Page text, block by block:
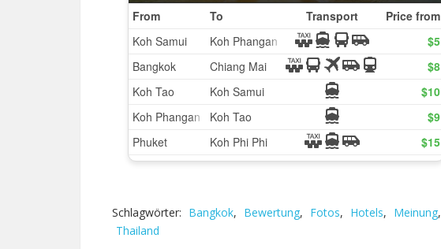
Schlagwörter: Bangkok, Bewertung, Fotos, Hotels, Meinung,
Thailand